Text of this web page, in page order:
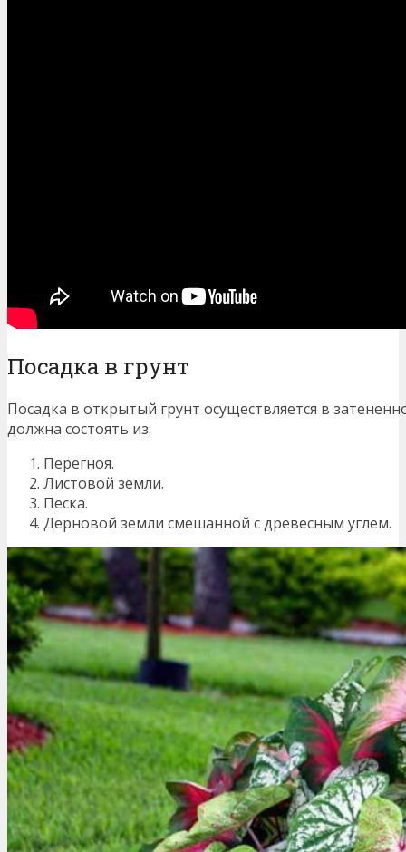
Посадка в грунт
Посадка в открытый грунт осуществляется в
должна состоять из:
Перегноя.
Листовой земли.
Песка.
Дерновой земли смешанной с древесным углем.